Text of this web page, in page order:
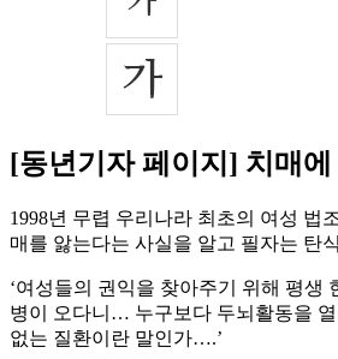
[동년기자 페이지] 치매
1998년 무렵 우리나라 최초의 여성 법
매를 앓는다는 사실을 알고 필자는 탄
‘여성들의 권익을 찾아주기 위해 평생
병이 오다니… 누구보다 두뇌활동을
없는 질환이란 말인가….’